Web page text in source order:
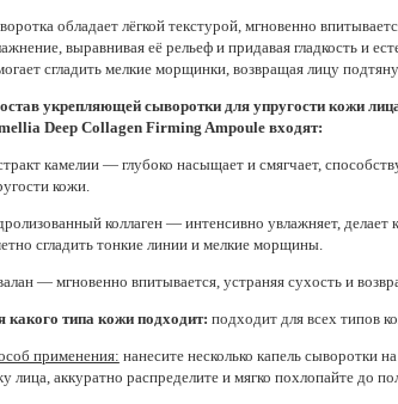
лица Celimax The Real
Soothing Cream
для лица с коллагеном
Medicube Collagen Jelly
Добавить в корзину
обладает лёгкой текстурой, мгновенно
выравнивая её рельеф и придавая гладкость и
сгладить мелкие морщинки, возвращая лицу
укрепляющей сыворотки для упругости кожи
Deep Collagen Firming Ampoule входят:
камелии — глубоко насыщает и смягчает,
кожи.
коллаген — интенсивно увлажняет, делает
сгладить тонкие линии и мелкие морщины.
— мгновенно впитывается, устраняя сухость и
какого типа кожи подходит: подходит для всех типов
применения: нанесите несколько капель сыворотки
лица, аккуратно распределите и мягко похлопайте до